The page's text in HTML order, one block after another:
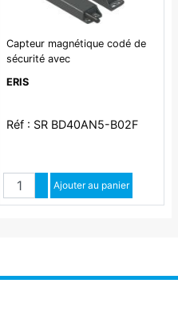
Capteur magnétique codé de
sécurité avec
ERIS
Réf : SR BD40AN5-B02F
QuantitéAugmenter quantité
Diminuer quantité
Ajouter au panier